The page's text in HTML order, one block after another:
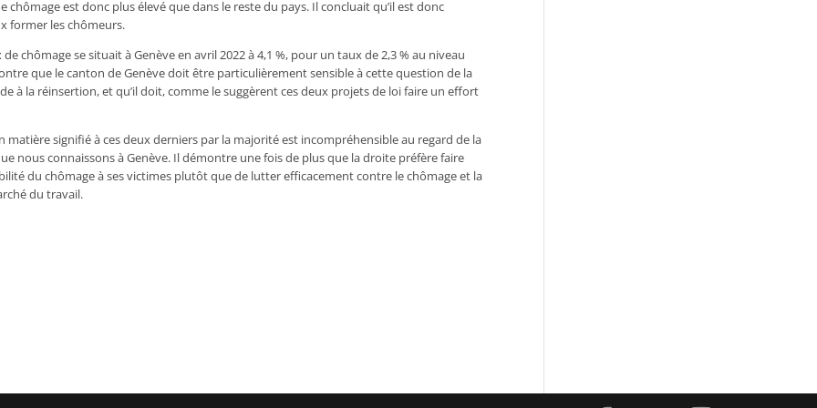
chômage est donc plus élevé que dans le reste du pays. Il concluait qu’il est donc
former les chômeurs.
chômage se situait à Genève en avril 2022 à 4,1 %, pour un taux de 2,3 % au niveau
que le canton de Genève doit être particulièrement sensible à cette question de la
à la réinsertion, et qu’il doit, comme le suggèrent ces deux projets de loi faire un effort
matière signifié à ces deux derniers par la majorité est incompréhensible au regard de la
nous connaissons à Genève. Il démontre une fois de plus que la droite préfère faire
du chômage à ses victimes plutôt que de lutter efficacement contre le chômage et la
du travail.